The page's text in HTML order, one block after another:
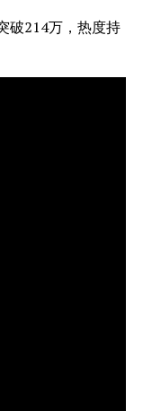
破214万，热度持